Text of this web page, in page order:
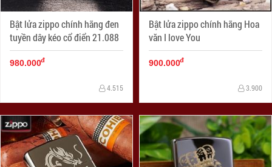
Bật lửa zippo chính hãng đen
tuyền dây kéo cổ điển 21.088
980.000đ
4.515
Bật lửa zippo chính hãng Hoa
văn I love You
900.000đ
3.900